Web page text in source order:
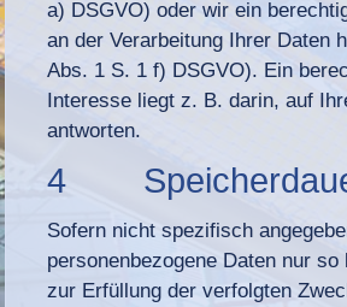
a) DSGVO) oder wir ein
an der Verarbeitung Ihrer Daten
Abs. 1 S. 1 f) DSGVO). Ein
Interesse liegt z. B. darin, auf
antworten.
4
Sofern nicht spezifisch
personenbezogene Daten nur so
zur Erfüllung der verfolgten